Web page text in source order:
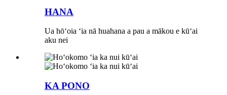
HANA
Ua hōʻoia ʻia nā huahana a pau a mākou e kūʻai
aku nei
KA PONO